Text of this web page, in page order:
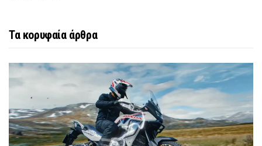
Τα κορυφαία άρθρα